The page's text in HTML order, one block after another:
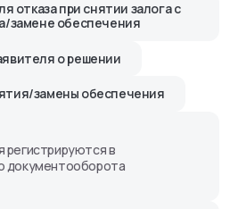
отказа при снятии залога с
замене обеспечения
о решении
замены обеспечения
регистрируются в
документооборота